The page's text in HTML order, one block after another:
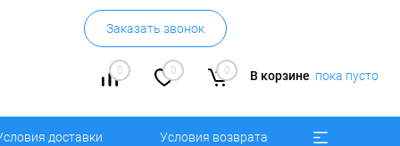
Заказать звонок
0 0 0 В корзине пока пусто
доставки Условия возврата